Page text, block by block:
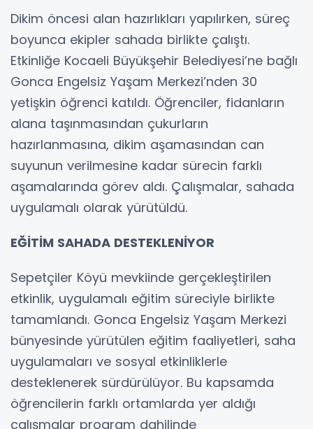
Dikim öncesi alan hazırlıkları yapılırken, süreç
boyunca ekipler sahada birlikte çalıştı.
Etkinliğe Kocaeli Büyükşehir Belediyesi’ne bağlı
Gonca Engelsiz Yaşam Merkezi’nden 30
yetişkin öğrenci katıldı. Öğrenciler, fidanların
alana taşınmasından çukurların
hazırlanmasına, dikim aşamasından can
suyunun verilmesine kadar sürecin farklı
aşamalarında görev aldı. Çalışmalar, sahada
uygulamalı olarak yürütüldü.
EĞİTİM SAHADA DESTEKLENİYOR
Sepetçiler Köyü mevkiinde gerçekleştirilen
etkinlik, uygulamalı eğitim süreciyle birlikte
tamamlandı. Gonca Engelsiz Yaşam Merkezi
bünyesinde yürütülen eğitim faaliyetleri, saha
uygulamaları ve sosyal etkinliklerle
desteklenerek sürdürülüyor. Bu kapsamda
öğrencilerin farklı ortamlarda yer aldığı
çalışmalar program dahilinde